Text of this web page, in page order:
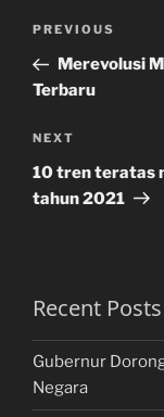
Previous
Post
PREVIOUS
Merevolusi
Terbaru
Next
Post
NEXT
10 tren teratas
tahun 2021
Recent Posts
Gubernur
Negara